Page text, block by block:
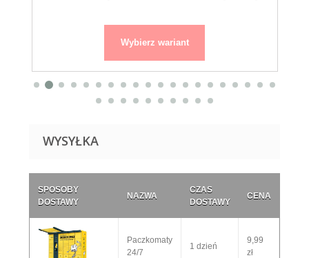
Wybierz wariant
WYSYŁKA
SPOSOBY
DOSTAWY
NAZWA
CZAS
DOSTAWY
CENA
Paczkomaty
24/7
1 dzień
9,99
zł